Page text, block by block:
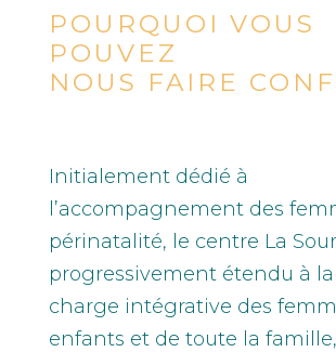
POURQUOI VOUS
POUVEZ
NOUS FAIRE
Initialement dédié à
l’accompagnement des
périnatalité, le centre La
progressivement étendu à
charge intégrative des
enfants et de toute la